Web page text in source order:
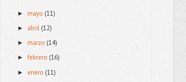
►mayo (11)
► abril (12)
►marzo(14)
►febrero(16)
►enero(11)